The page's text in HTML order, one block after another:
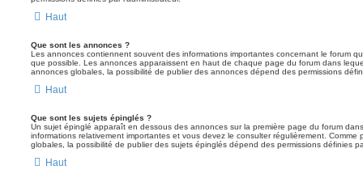
Haut
Que sont les annonces ?
Les annonces contiennent souvent des informations importantes concernant le forum
que possible. Les annonces apparaissent en haut de chaque page du forum dans
annonces globales, la possibilité de publier des annonces dépend des permissions
Haut
Que sont les sujets épinglés ?
Un sujet épinglé apparaît en dessous des annonces sur la première page du forum
informations relativement importantes et vous devez le consulter régulièrement.
globales, la possibilité de publier des sujets épinglés dépend des permissions définies
Haut